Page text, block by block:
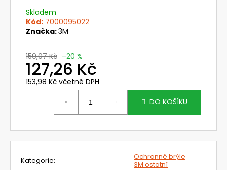
Skladem
Kód: 7000095022
Značka:3M
159,07 Kč –20 %
127,26 Kč
153,98 Kč včetně DPH
DO KOŠÍKU
Kategorie:
Ochranné brýle
3M ostatní
m
e